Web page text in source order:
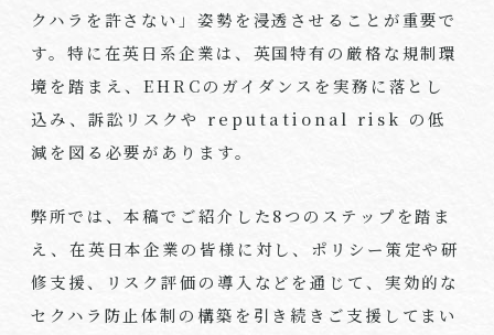
クハラを許さない」姿勢を浸透させることが重要で
す。特に在英日系企業は、英国特有の厳格な規制環
境を踏まえ、EHRCのガイダンスを実務に落とし
込み、訴訟リスクや reputational risk の低
減を図る必要があります。
弊所では、本稿でご紹介した8つのステップを踏ま
え、在英日本企業の皆様に対し、ポリシー策定や研
修支援、リスク評価の導入などを通じて、実効的な
セクハラ防止体制の構築を引き続きご支援してまい